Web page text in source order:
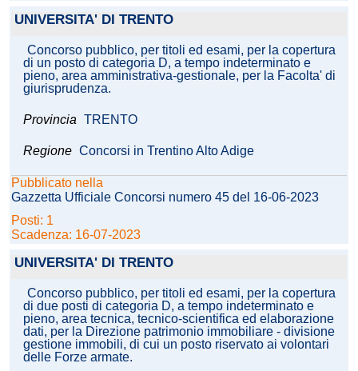
UNIVERSITA' DI TRENTO
Concorso pubblico, per titoli ed esami, per la copertura
di un posto di categoria D, a tempo indeterminato e
pieno, area amministrativa-gestionale, per la Facolta' di
giurisprudenza.
Provincia TRENTO
Regione Concorsi in Trentino Alto Adige
Pubblicato nella
Gazzetta Ufficiale Concorsi numero 45 del 16-06-2023
Posti: 1
Scadenza: 16-07-2023
UNIVERSITA' DI TRENTO
Concorso pubblico, per titoli ed esami, per la copertura
di due posti di categoria D, a tempo indeterminato e
pieno, area tecnica, tecnico-scientifica ed elaborazione
dati, per la Direzione patrimonio immobiliare - divisione
gestione immobili, di cui un posto riservato ai volontari
delle Forze armate.